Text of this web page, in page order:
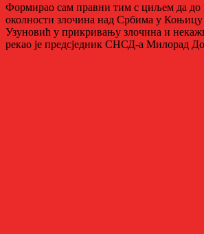
Формирао сам правни тим с циљем да до
околности злочина над Србима у
Узуновић у прикривању злочина и
рекао је предсједник СНСД-а Милорад